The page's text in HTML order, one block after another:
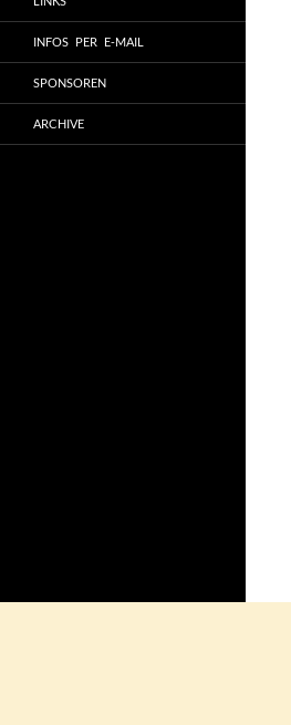
INFOS PER E-MAIL
SPONSOREN
ARCHIVE